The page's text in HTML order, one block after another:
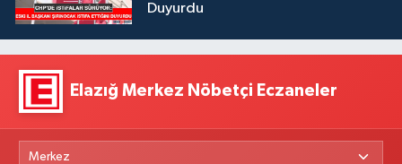
Duyurdu
Elazığ Merkez Nöbetçi Eczaneler